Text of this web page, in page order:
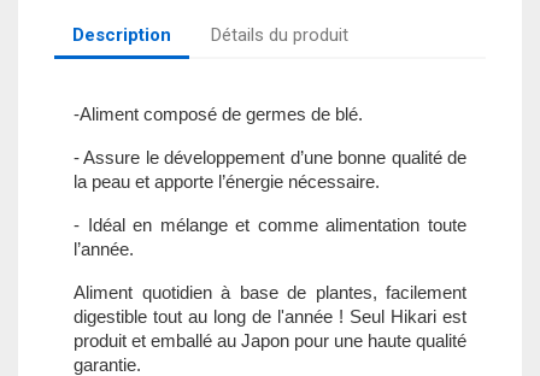
Description Détails du produit
-Aliment composé de germes de blé.
- Assure le développement d’une bonne qualité de
la peau et apporte l’énergie nécessaire.
- Idéal en mélange et comme alimentation toute
l’année.
Aliment quotidien à base de plantes, facilement
digestible tout au long de l'année ! Seul Hikari est
produit et emballé au Japon pour une haute qualité
garantie.